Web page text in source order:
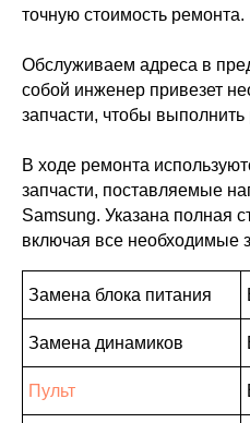
точную стоимость ремонта.
Обслуживаем адреса в
собой инженер привезет
запчасти, чтобы выполнить
В ходе ремонта
запчасти, поставляемые
Samsung. Указана полная
включая все необходимые
Замена блока питания
Замена динамиков
Пульт